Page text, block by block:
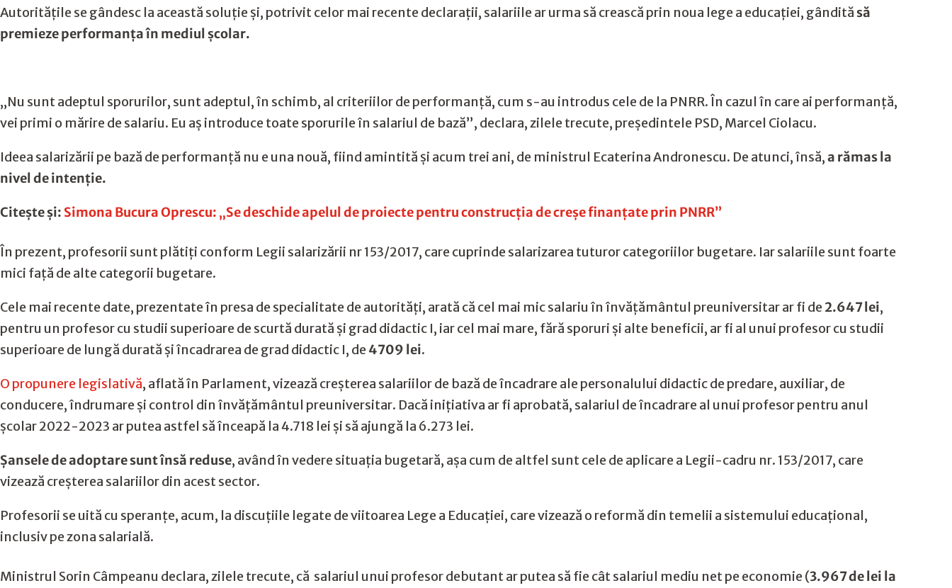
Autoritățile se gândesc la această soluție și, potrivit celor mai recente declarații, salariile ar urma să crească prin noua lege a educației, gândită să
premieze performanța în mediul școlar.
,,Nu sunt adeptul sporurilor, sunt adeptul, în schimb, al criteriilor de performanță, cum s-au introdus cele de la PNRR. În cazul în care ai performanță,
vei primi o mărire de salariu. Eu aș introduce toate sporurile în salariul de bază”, declara, zilele trecute, președintele PSD, Marcel Ciolacu.
Ideea salarizării pe bază de performanță nu e una nouă, fiind amintită și acum trei ani, de ministrul Ecaterina Andronescu. De atunci, însă,a rămas la
nivel de intenție.
Citește și: Simona Bucura Oprescu: „Se deschide apelul de proiecte pentru construcţia de creşe finanţate prin PNRR”
În prezent, profesorii sunt plătiți conform Legii salarizării nr 153/2017, care cuprinde salarizarea tuturor categoriilor bugetare. Iar salariile sunt foarte
mici față de alte categorii bugetare.
Cele mai recente date, prezentate în presa de specialitate de autorități, arată că cel mai mic salariu în învățământul preuniversitar ar fi de 2.647 lei,
pentru un profesor cu studii superioare de scurtă durată și grad didactic I, iar cel mai mare, fără sporuri și alte beneficii, ar fi al unui profesor cu studii
superioare de lungă durată și încadrarea de grad didactic I, de 4709 lei.
O propunere legislativă, aflată în Parlament, vizează creșterea salariilor de bază de încadrare ale personalului didactic de predare, auxiliar, de
conducere, îndrumare și control din învățământul preuniversitar. Dacă inițiativa ar fi aprobată, salariul de încadrare al unui profesor pentru anul
școlar 2022-2023 ar putea astfel să înceapă la 4.718 lei și să ajungă la 6.273 lei.
Șansele de adoptare sunt însă reduse, având în vedere situația bugetară, așa cum de altfel sunt cele de aplicare a Legii-cadru nr. 153/2017, care
vizează creșterea salariilor din acest sector.
Profesorii se uită cu speranțe, acum, la discuțiile legate de viitoarea Lege a Educației, care vizează o reformă din temelii a sistemului educațional,
inclusiv pe zona salarială.
Ministrul Sorin Câmpeanu declara, zilele trecute, că salariul unui profesor debutant ar putea să fie cât salariul mediu net pe economie (3.967 de lei la